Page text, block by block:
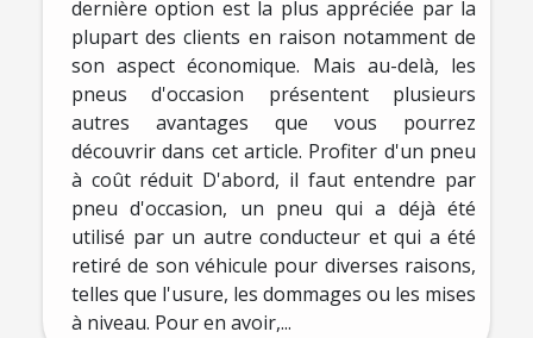
dernière option est la plus appréciée par la
plupart des clients en raison notamment de
son aspect économique. Mais au-delà, les
pneus d'occasion présentent plusieurs
autres avantages que vous pourrez
découvrir dans cet article. Profiter d'un pneu
à coût réduit D'abord, il faut entendre par
pneu d'occasion, un pneu qui a déjà été
utilisé par un autre conducteur et qui a été
retiré de son véhicule pour diverses raisons,
telles que l'usure, les dommages ou les mises
à niveau. Pour en avoir,...